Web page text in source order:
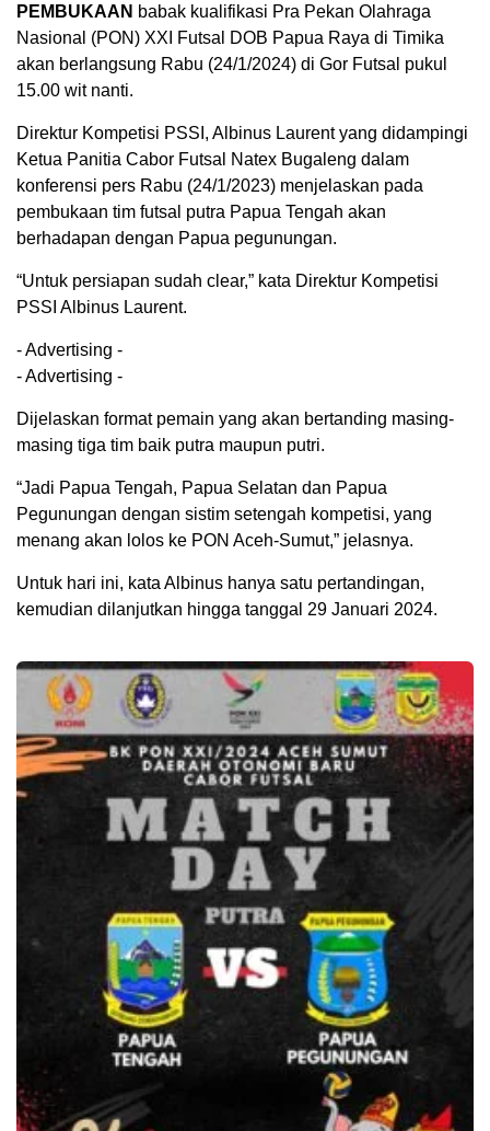
PEMBUKAAN babak kualifikasi Pra Pekan Olahraga
Nasional (PON) XXI Futsal DOB Papua Raya di Timika
akan berlangsung Rabu (24/1/2024) di Gor Futsal pukul
15.00 wit nanti.
Direktur Kompetisi PSSI, Albinus Laurent yang didampingi
Ketua Panitia Cabor Futsal Natex Bugaleng dalam
konferensi pers Rabu (24/1/2023) menjelaskan pada
pembukaan tim futsal putra Papua Tengah akan
berhadapan dengan Papua pegunungan.
“Untuk persiapan sudah clear,” kata Direktur Kompetisi
PSSI Albinus Laurent.
- Advertising -
- Advertising -
Dijelaskan format pemain yang akan bertanding masing-
masing tiga tim baik putra maupun putri.
“Jadi Papua Tengah, Papua Selatan dan Papua
Pegunungan dengan sistim setengah kompetisi, yang
menang akan lolos ke PON Aceh-Sumut,” jelasnya.
Untuk hari ini, kata Albinus hanya satu pertandingan,
kemudian dilanjutkan hingga tanggal 29 Januari 2024.